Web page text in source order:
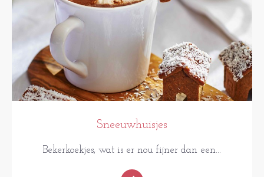
Sneeuwhuisjes
Bekerkoekjes, wat is er nou fijner dan een...